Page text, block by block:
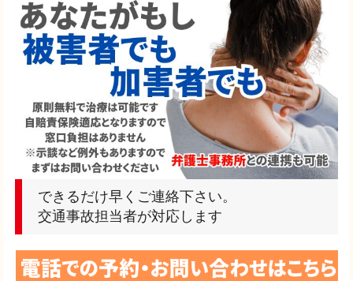
できるだけ早くご連絡下さい。
交通事故担当者が対応します